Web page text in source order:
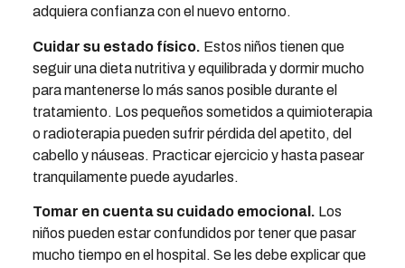
adquiera confianza con el nuevo entorno.
Cuidar su estado físico. Estos niños tienen que
seguir una dieta nutritiva y equilibrada y dormir mucho
para mantenerse lo más sanos posible durante el
tratamiento. Los pequeños sometidos a quimioterapia
o radioterapia pueden sufrir pérdida del apetito, del
cabello y náuseas. Practicar ejercicio y hasta pasear
tranquilamente puede ayudarles.
Tomar en cuenta su cuidado emocional. Los
niños pueden estar confundidos por tener que pasar
mucho tiempo en el hospital. Se les debe explicar que